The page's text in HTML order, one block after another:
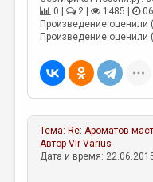
ОТ РЕДАКЦИИ
ЭССЕИСТИКА
КУЛЬТУРОВЕДЕНИЕ
ПУБЛИЦИСТИКА
0 |
2 | 1485 |
Произведение оценили
Произведение оценили (-
Тема: Re: Ароматов
АвторVir Varius
Дата и время: